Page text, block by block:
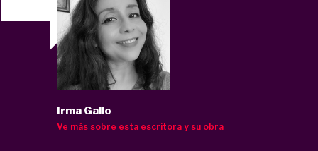
Irma Gallo
Ve más sobre esta escritora y su obra